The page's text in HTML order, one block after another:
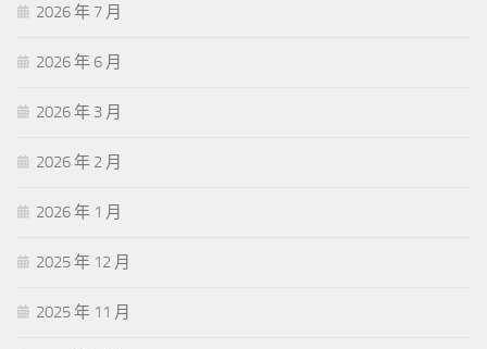
2026 年 7 月
2026 年 6 月
2026 年 3 月
2026 年 2 月
2026 年 1 月
2025 年 12 月
2025 年 11 月